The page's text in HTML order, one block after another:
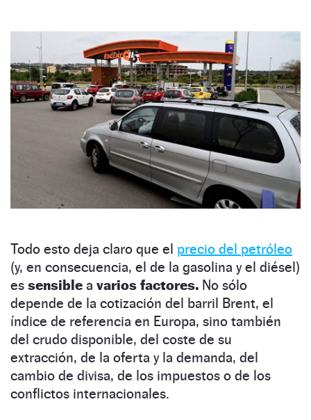
Todo esto deja claro que el precio del petróleo
(y, en consecuencia, el de la gasolina y el diésel)
es sensible a varios factores. No sólo
depende de la cotización del barril Brent, el
índice de referencia en Europa, sino también
del crudo disponible, del coste de su
extracción, de la oferta y la demanda, del
cambio de divisa, de los impuestos o de los
conflictos internacionales.